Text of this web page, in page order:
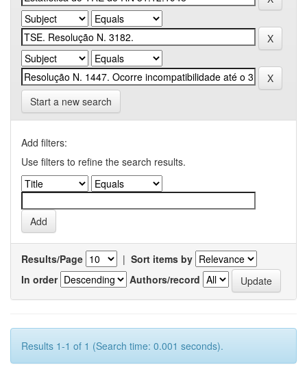
Start a new search
Add filters:
Use filters to refine the search results.
Results/Page | Sort items by
In order
Authors/record
Results 1-1 of 1 (Search time: 0.001 seconds).